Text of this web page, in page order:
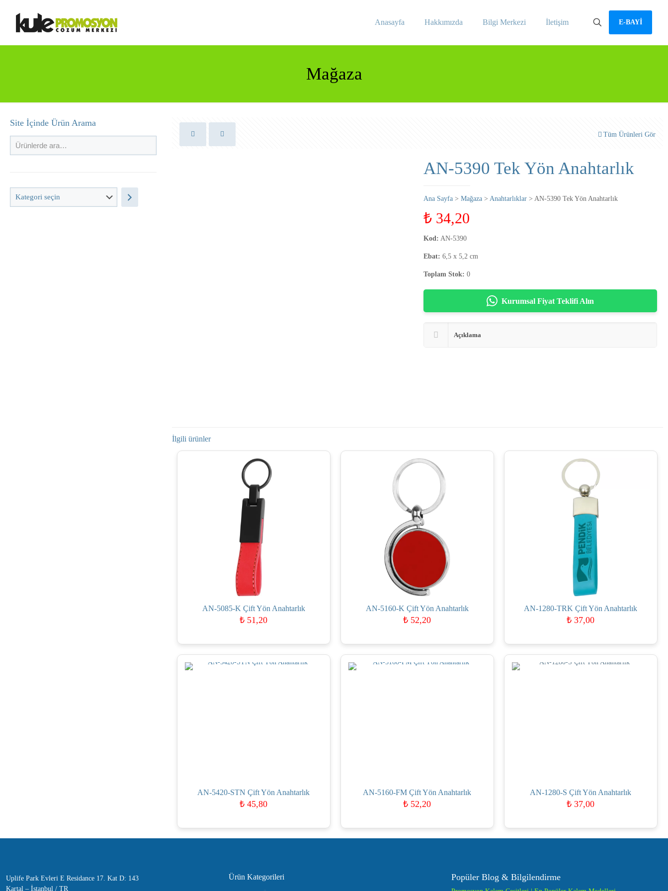
Anasayfa Hakkımızda Bilgi Merkezi İletişim E-BAYİ
Mağaza
Tüm Ürünleri Gör
AN-5390 Tek Yön Anahtarlık
Ana Sayfa > Mağaza > Anahtarlıklar > AN-5390 Tek Yön Anahtarlık
₺ 34,20
Kod: AN-5390
Ebat: 6,5 x 5,2 cm
Toplam Stok: 0
Kurumsal Fiyat Teklifi Alın
Açıklama
İlgili ürünler
AN-5085-K Çift Yön Anahtarlık
₺ 51,20
AN-5160-K Çift Yön Anahtarlık
₺ 52,20
AN-1280-TRK Çift Yön Anahtarlık
₺ 37,00
AN-5420-STN Çift Yön Anahtarlık
₺ 45,80
AN-5160-FM Çift Yön Anahtarlık
₺ 52,20
AN-1280-S Çift Yön Anahtarlık
₺ 37,00
Site İçinde Ürün Arama
Kategori
Uplife Park Evleri E Residance 17. Kat D: 143
Kartal – İstanbul / TR
Ürün Kategorileri Popüler Blog & Bilgilendirme